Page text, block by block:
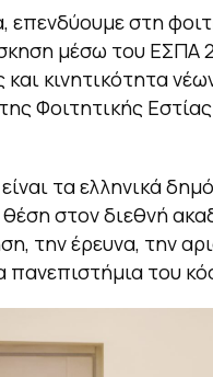
επενδύουμε στη
μέσω του ΕΣΠΑ
κινητικότητα
Φοιτητικής
τα ελληνικά
θέση στον διεθνή
την έρευνα, την
πανεπιστήμια του